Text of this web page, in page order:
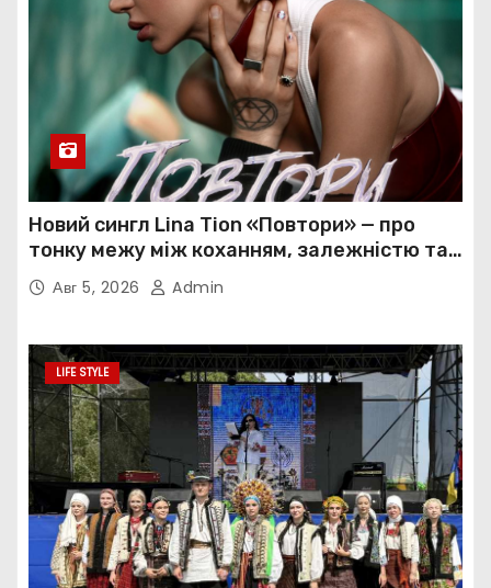
Новий сингл Lina Tion «Повтори» — про
тонку межу між коханням, залежністю та
нав’язливою прив’язаністю
Авг 5, 2026 Admin
LIFE STYLE